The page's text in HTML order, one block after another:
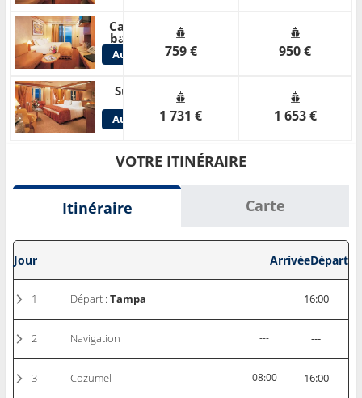
Cabine
balcon
Voir
Autres
Suite
Autres
759 €
1 731 €
950 €
1 653 €
VOTRE ITINÉRAIRE
Itinéraire Carte
Jour ArrivéeDépart
1 Départ :Tampa --- 16:00
2 Navigation --- ---
3 Cozumel 08:00 16:00